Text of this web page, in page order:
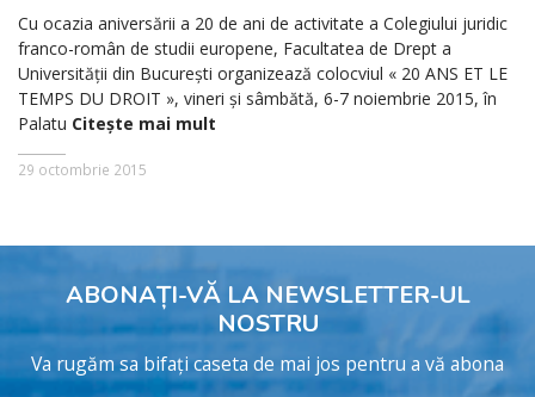
Cu ocazia aniversării a 20 de ani de activitate a Colegiului juridic
franco-român de studii europene, Facultatea de Drept a
Universităţii din Bucureşti organizează colocviul « 20 ANS ET LE
TEMPS DU DROIT », vineri şi sâmbătă, 6-7 noiembrie 2015, în
Palatu Citește mai mult
29 octombrie 2015
ABONAȚI-VĂ LA NEWSLETTER-UL
NOSTRU
Va rugăm sa bifați caseta de mai jos pentru a vă abona